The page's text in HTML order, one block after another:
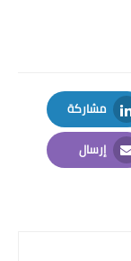
مشاركة
LinkedIn
إرسال
Email